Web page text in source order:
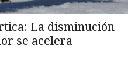
La disminución
se acelera